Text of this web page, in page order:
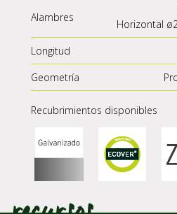
Alambres
Horizontal
Longitud
Geometría
Recubrimientos disponibles